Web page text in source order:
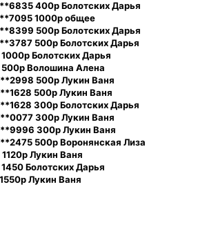
400р Болотских Дарья
1000р общее
500р Болотских Дарья
500р Болотских Дарья
Болотских Дарья
Волошина Алена
500р Лукин Ваня
500р Лукин Ваня
300р Болотских Дарья
300р Лукин Ваня
300р Лукин Ваня
500р Воронянская Лиза
Лукин Ваня
Болотских Дарья
Лукин Ваня